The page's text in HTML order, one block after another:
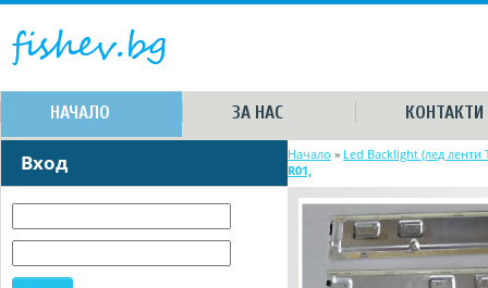
НАЧАЛО ЗА НАС КОНТАКТИ
Вход Начало » Led Backlight (лед ленти
R01,